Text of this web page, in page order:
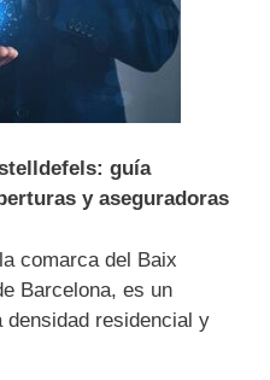
guía
y aseguradoras
comarca del Baix
Barcelona, es un
residencial y